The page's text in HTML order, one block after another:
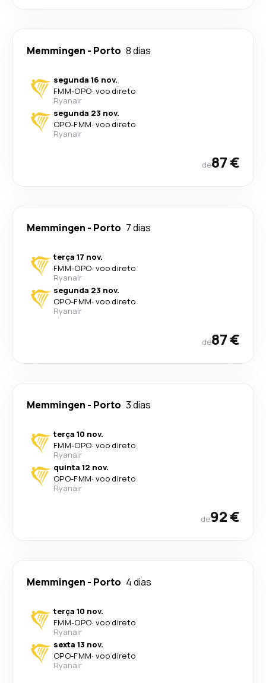
Memmingen - Porto 8 dias
segunda 16 nov.
FMM-OPO· voo direto
Ryanair
segunda 23 nov.
OPO-FMM· voo direto
Ryanair
de87 €
Memmingen - Porto 7 dias
terça 17 nov.
FMM-OPO· voo direto
Ryanair
segunda 23 nov.
OPO-FMM· voo direto
Ryanair
de87 €
Memmingen - Porto 3 dias
terça 10 nov.
FMM-OPO· voo direto
Ryanair
quinta 12 nov.
OPO-FMM· voo direto
Ryanair
de92 €
Memmingen - Porto 4 dias
terça 10 nov.
FMM-OPO· voo direto
Ryanair
sexta 13 nov.
OPO-FMM· voo direto
Ryanair